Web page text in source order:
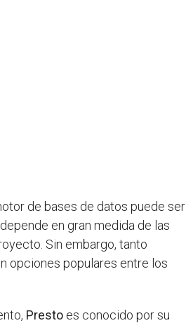
de bases de datos puede ser
en gran medida de las
Sin embargo, tanto
opciones populares entre los
Presto es conocido por su